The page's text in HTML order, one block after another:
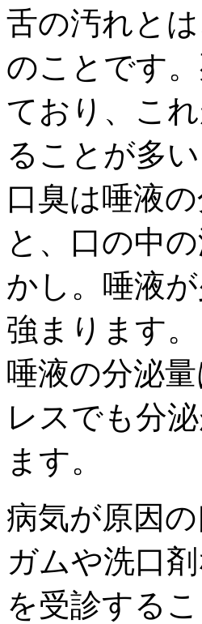
舌の汚れと
のことです
ており、こ
ることが多
口臭は唾液
と、口の中
かし。唾液
強まります。
唾液の分泌
レスでも分
ます。
病気が原因
ガムや洗口
を受診する